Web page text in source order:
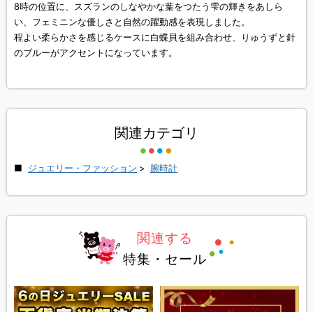
8時の位置に、スズランのしなやかな葉をつたう雫の輝きをあしら
い、フェミニンな優しさと自然の躍動感を表現しました。
程よい柔らかさを感じるケースに白蝶貝を組み合わせ、りゅうずと針
のブルーがアクセントになっています。
関連カテゴリ
ジュエリー・ファッション > 腕時計
関連する
特集・セール